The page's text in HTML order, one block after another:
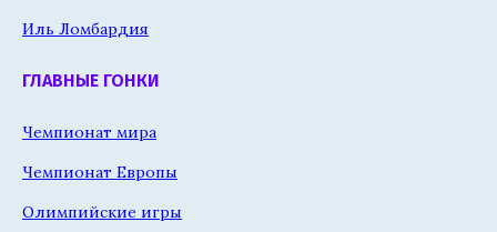
Иль Ломбардия
ГЛАВНЫЕ ГОНКИ
Чемпионат мира
Чемпионат Европы
Олимпийские игры